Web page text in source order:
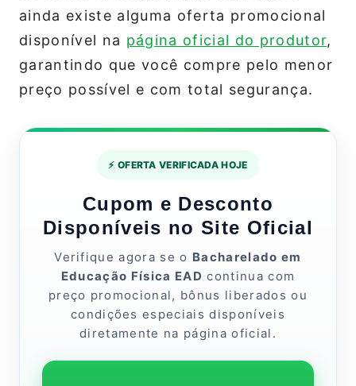
ainda existe alguma oferta promocional
disponível na página oficial do produtor,
garantindo que você compre pelo menor
preço possível e com total segurança.
⚡ OFERTA VERIFICADA HOJE
Cupom e Desconto
Disponíveis no Site Oficial
Verifique agora se o Bacharelado em
Educação Física EAD continua com
preço promocional, bônus liberados ou
condições especiais disponíveis
diretamente na página oficial.